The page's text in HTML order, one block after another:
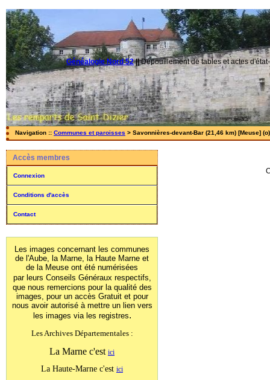
Généalogie Nord 52||Dépouillement de tables et actes
Navigation :: Communes et paroisses > Savonnières-devant-Bar (21,46 km) [Meuse] (o)
Accès membres
Connexion
Conditions d'accès
Contact
Les images concernant les communes
de l'Aube, la Marne, la Haute Marne et
de la Meuse ont été numérisées
par leurs Conseils Généraux respectifs,
que nous remercions pour la qualité des
images, pour un accès Gratuit et pour
nous avoir autorisé à mettre un lien vers
les images via les registres.
Les Archives Départementales :
La Marne c'est ici
La Haute-Marne c'est ici